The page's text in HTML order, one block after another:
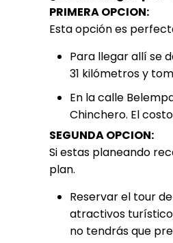
PRIMERA OPCION:
Esta opción es
Para llegar allí se
31 kilómetros y
En la calle
Chinchero. El
SEGUNDA OPCION:
Si estas planeando
plan.
Reservar el tour
atractivos
no tendrás que